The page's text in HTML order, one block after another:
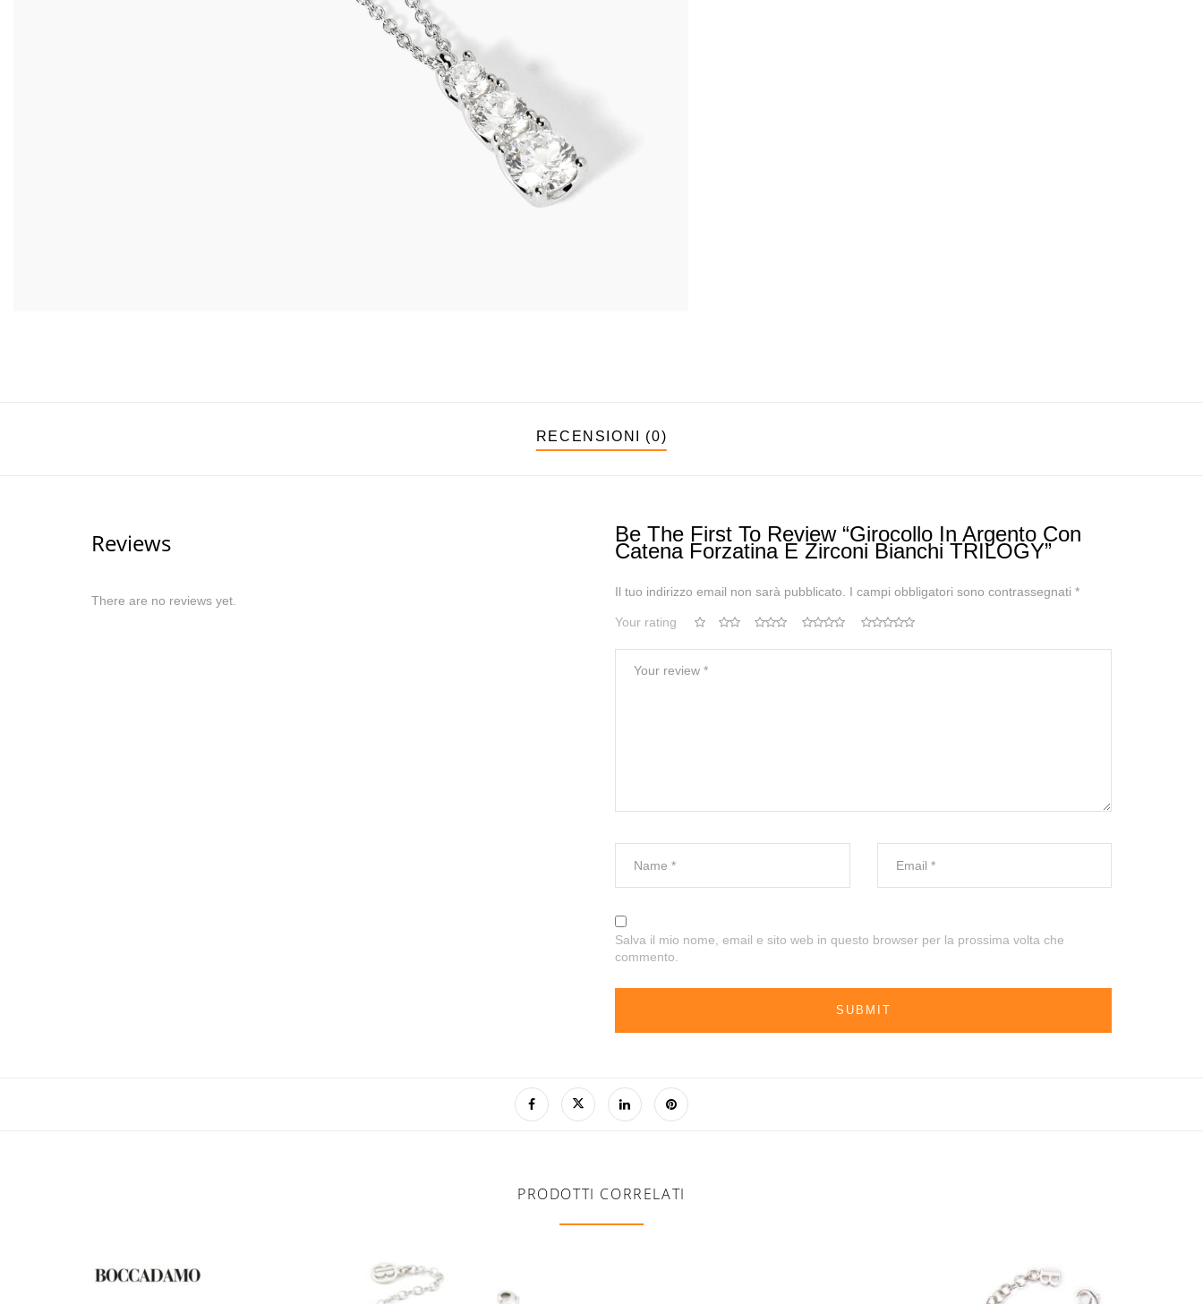
RECENSIONI (0)
Reviews
There are no reviews yet.
Be The First To Review “Girocollo In Argento Con
Catena Forzatina E Zirconi Bianchi TRILOGY”
Il tuo indirizzo email non sarà pubblicato. I campi obbligatori sono contrassegnati *
Your rating
Salva il mio nome, email e sito web in questo browser per la prossima volta che
commento.
PRODOTTI CORRELATI